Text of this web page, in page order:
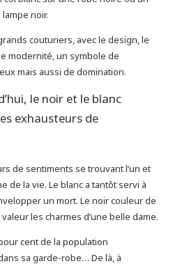
noir.
couturiers, avec le design, le
modernité, un symbole de
mais aussi de domination.
le noir et le blanc
exhausteurs de
de sentiments se trouvant l’un et
de la vie. Le blanc a tantôt servi à
un mort. Le noir couleur de
les charmes d’une belle dame.
cent de la population
sa garde-robe… De là, à